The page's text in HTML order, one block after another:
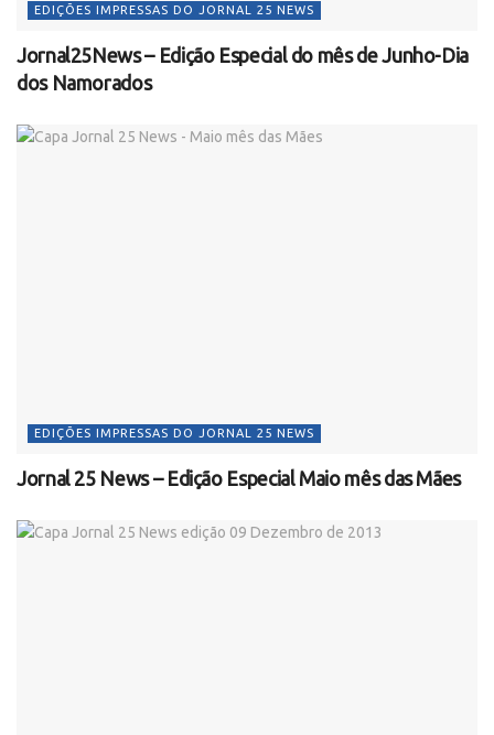
EDIÇÕES IMPRESSAS DO JORNAL 25 NEWS
Jornal25News – Edição Especial do mês de Junho-Dia
dos Namorados
EDIÇÕES IMPRESSAS DO JORNAL 25 NEWS
Jornal 25 News – Edição Especial Maio mês das Mães